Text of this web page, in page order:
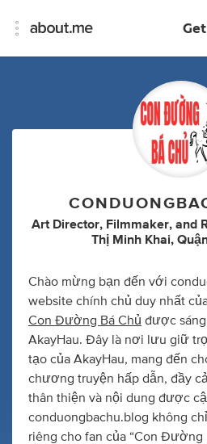
Art Director, Filmmaker, and
Thị Minh Khai,
Chào mừng bạn đến với
website chính chủ duy nhất
Con Đường Bá Chủ được
AkayHau. Đây là nơi lưu giữ
tạo của AkayHau, mang đến
chương truyện hấp dẫn, đầy
thân thiện và nội dung được
conduongbachu.blog không
riêng cho fan của “Con Đường